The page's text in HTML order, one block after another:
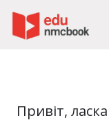
Привіт,